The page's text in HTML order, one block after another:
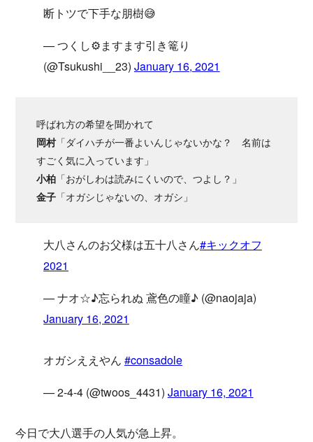
断トツで下手な朋樹😅
— つくし⚙️ますます引き篭り
(@Tsukushi__23) January 16, 2021
呼ばれ方の希望を聞かれて
岡村「ダイハチが一番よいんじゃないかな？ 名前は
すごく気に入っています」
小柏 「おがしわは読みにくいので、つよし？」
金子 「オガシじゃないの、オガシ」
大八さんのお父様は五十八さん#キックオフ
2021
— ナオ☆♪忘られぬ 鳶色の瞳♪ (@naojaja)
January 16, 2021
オガシええやん#consadole
— 2-4-4 (@twoos_4431) January 16, 2021
今日で大八選手の人気が急上昇。